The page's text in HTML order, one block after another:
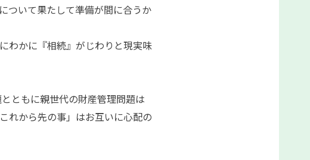
ついて果たして準備が間に合うか
わかに『相続』がじわりと現実味
ともに親世代の財産管理問題は
れから先の事」はお互いに心配の